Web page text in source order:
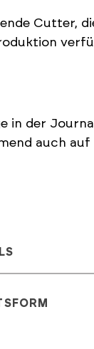
Cutter,
in der
auch